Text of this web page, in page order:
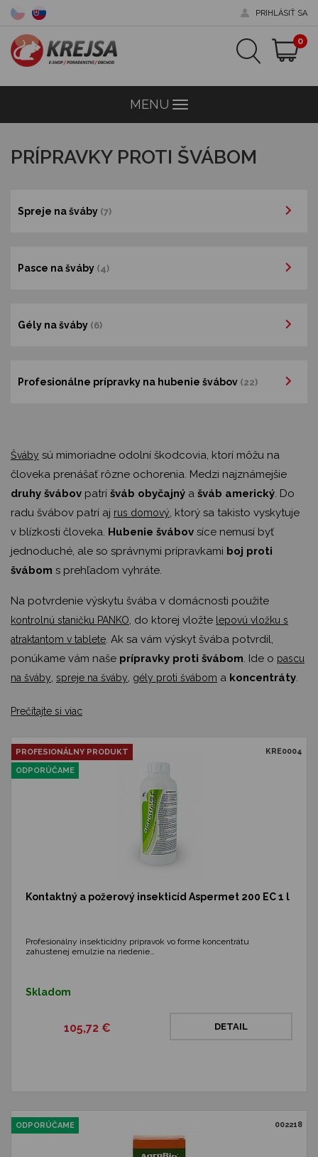
PRIHLÁSIŤ SA
0
MENU Menu
PRÍPRAVKY PROTI ŠVÁBOM
Spreje na šváby (7)
Pasce na šváby (4)
Gély na šváby (6)
Profesionálne prípravky na hubenie švábov (22)
Šváby sú mimoriadne odolní škodcovia, ktorí môžu na
človeka prenášať rôzne ochorenia. Medzi najznámejšie
druhy švábov patrí šváb obyčajný a šváb americký. Do
radu švábov patrí aj rus domový, ktorý sa takisto vyskytuje
v blízkosti človeka. Hubenie švábov síce nemusí byť
jednoduché, ale so správnymi prípravkami boj proti
švábom s prehľadom vyhráte.
Na potvrdenie výskytu švába v domácnosti použite
kontrolnú staničku PANKO, do ktorej vložte lepovú vložku s
atraktantom v tablete. Ak sa vám výskyt švába potvrdil,
ponúkame vám naše prípravky proti švábom. Ide o pascu
na šváby, spreje na šváby, gély proti švábom a koncentráty.
Prečítajte si viac
KRE0004
PROFESIONÁLNY PRODUKT
ODPORÚČAME
Kontaktný a požerový insekticíd Aspermet 200 EC 1 l
Profesionálny insekticídny prípravok vo forme koncentrátu
zahustenej emulzie na riedenie…
Skladom
105,72 € DETAIL
002218
ODPORÚČAME